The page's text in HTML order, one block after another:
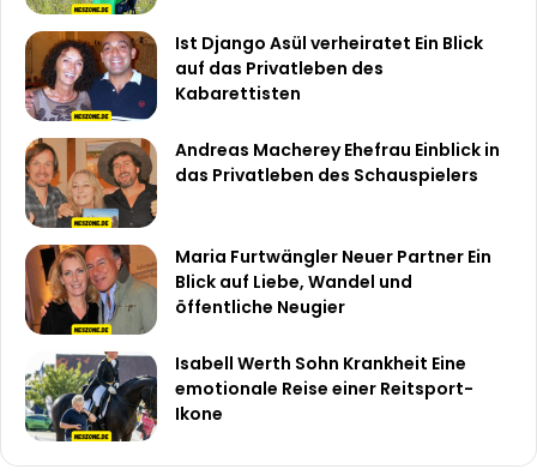
Ist Django Asül verheiratet Ein Blick
auf das Privatleben des
Kabarettisten
Andreas Macherey Ehefrau Einblick in
das Privatleben des Schauspielers
Maria Furtwängler Neuer Partner Ein
Blick auf Liebe, Wandel und
öffentliche Neugier
Isabell Werth Sohn Krankheit Eine
emotionale Reise einer Reitsport-
Ikone